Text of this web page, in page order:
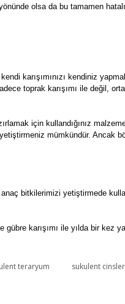
olsa da bu tamamen
karışımınızı kendiniz
toprak karışımı ile değil,
için kullandığınız
mümkündür. Ancak
bitkilerimizi yetiştirmede
karışımı ile yılda bir kez
teraryum sukulent